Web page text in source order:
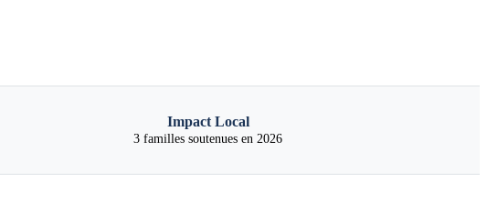
Impact Local
3 familles soutenues en 2026